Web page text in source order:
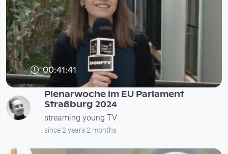
00:41:41
Plenarwoche im EU Parlament
Straßburg 2024
streaming young TV
since 2 years 2 months